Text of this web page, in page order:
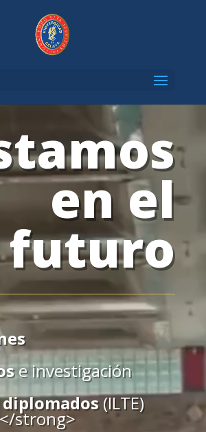
en el
futuro
e investigación
diplomados(ILTE)
strong>